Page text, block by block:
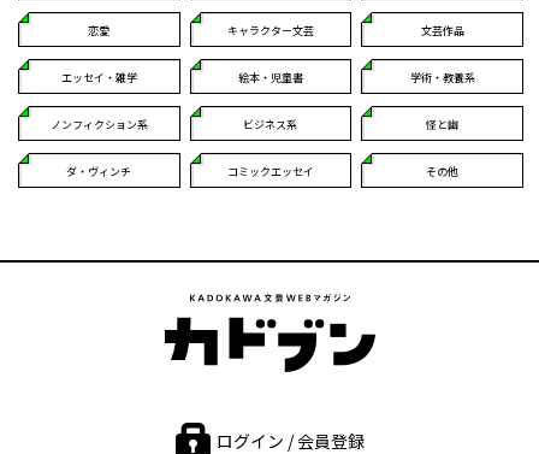
恋愛 キャラクター文芸 文芸作品
エッセイ・雑学 絵本・児童書 学術・教養系
ノンフィクション系 ビジネス系 怪と幽
ダ・ヴィンチ コミックエッセイ その他
ログイン / 会員登録